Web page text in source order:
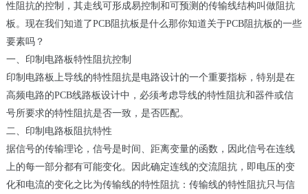
性阻抗的控制，其走线可形成易控制和可预测的传输线结构叫做阻抗
板。现在我们知道了PCB阻抗板是什么那你知道关于PCB阻抗板的一些
要素吗？
一、印制电路板特性阻抗控制
印制电路板上导线的特性阻抗是电路设计的一个重要指标，特别是在
高频电路的PCB线路板设计中，必须考虑导线的特性阻抗和器件或信
号所要求的特性阻抗是否一致，是否匹配。
二、印制电路板阻抗特性
据信号的传输理论，信号是时间、距离变量的函数，因此信号在连线
上的每一部分都有可能变化。因此确定连线的交流阻抗，即电压的变
化和电流的变化之比为传输线的特性阻抗：传输线的特性阻抗只与信